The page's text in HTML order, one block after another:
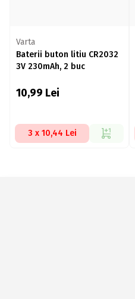
Varta
Baterii buton litiu CR2032
3V 230mAh, 2 buc
10,99 Lei
3 x 10,44 Lei